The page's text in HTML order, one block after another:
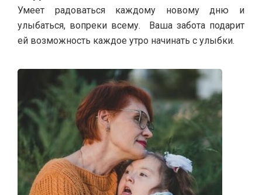
Умеет радоваться каждому новому дню и
улыбаться, вопреки всему. Ваша забота подарит
ей возможность каждое утро начинать с улыбки.